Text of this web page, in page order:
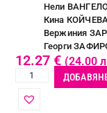
Нели
Кина
Вержиния
Георги
12.27€ (24.00